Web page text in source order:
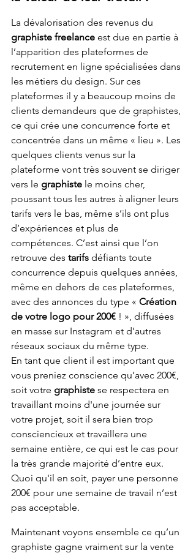
La dévalorisation des revenus du
graphiste freelance est due en partie à
l’apparition des plateformes de
recrutement en ligne spécialisées dans
les métiers du design. Sur ces
plateformes il y a beaucoup moins de
clients demandeurs que de graphistes,
ce qui crée une concurrence forte et
concentrée dans un même « lieu ». Les
quelques clients venus sur la
plateforme vont très souvent se diriger
vers le graphiste le moins cher,
poussant tous les autres à aligner leurs
tarifs vers le bas, même s’ils ont plus
d’expériences et plus de
compétences. C’est ainsi que l’on
retrouve des tarifs défiants toute
concurrence depuis quelques années,
même en dehors de ces plateformes,
avec des annonces du type « Création
de votre logo pour 200€ ! », diffusées
en masse sur Instagram et d’autres
réseaux sociaux du même type.
En tant que client il est important que
vous preniez conscience qu’avec 200€,
soit votre graphiste se respectera en
travaillant moins d'une journée sur
votre projet, soit il sera bien trop
consciencieux et travaillera une
semaine entière, ce qui est le cas pour
la très grande majorité d’entre eux.
Quoi qu'il en soit, payer une personne
200€ pour une semaine de travail n’est
pas acceptable.
Maintenant voyons ensemble ce qu’un
graphiste gagne vraiment sur la vente